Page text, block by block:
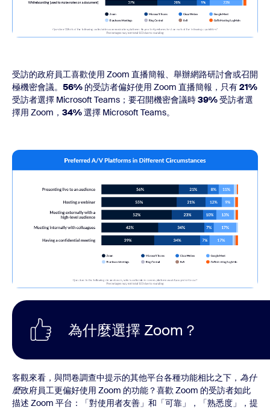
受訪的政府員工喜歡使用 Zoom 直播簡報、舉辦網路研討會或召開
極機密會議。 56% 的受訪者偏好使用 Zoom 直播簡報，只有21%
受訪者選擇 Microsoft Teams；要召開機密會議時39%受訪者選
擇用 Zoom， 34%選擇 Microsoft Teams。
為什麼選擇 Zoom？
客觀來看，與問卷調查中提示的其他平台各種功能相比之下， 為什
麼政府員工更偏好使用 Zoom 的功能？喜歡 Zoom 的受訪者如此
描述 Zoom 平台：「對使用者友善」和「可靠」，「熟悉度」，提